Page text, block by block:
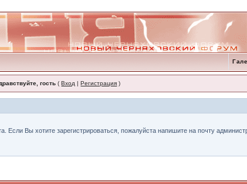
гость (Вход |Регистрация )
Вы хотите зарегистрироваться, пожалуйста напишите на почту